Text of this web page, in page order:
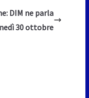
DIM ne parla
30 ottobre